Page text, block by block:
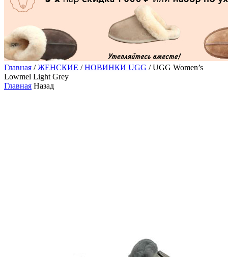
Главная /ЖЕНСКИЕ /НОВИНКИ UGG / UGG Women’s
Lowmel Light Grey
Главная Назад